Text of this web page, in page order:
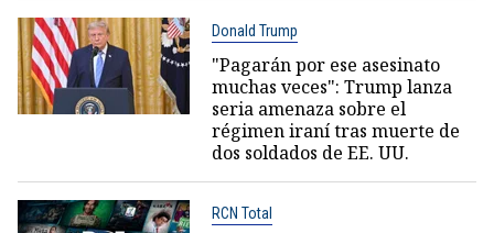
Donald Trump
"Pagarán por ese asesinato
muchas veces": Trump lanza
seria amenaza sobre el
régimen iraní tras muerte de
dos soldados de EE. UU.
RCN Total